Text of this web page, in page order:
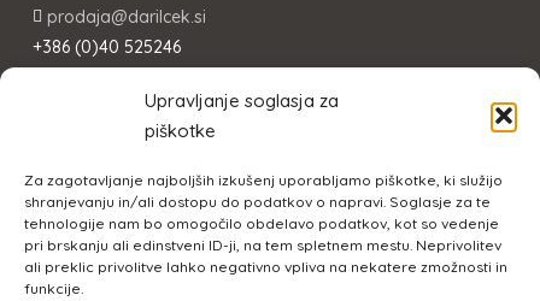
Upravljanje soglasja za
piškotke
Za zagotavljanje najboljših izkušenj uporabljamo piškotke, ki služijo
shranjevanju in/ali dostopu do podatkov o napravi. Soglasje za te
tehnologije nam bo omogočilo obdelavo podatkov, kot so vedenje
pri brskanju ali edinstveni ID-ji, na tem spletnem mestu. Neprivolitev
ali preklic privolitve lahko negativno vpliva na nekatere zmožnosti in
funkcije.
prodaja@darilcek.si
+386 (0)40 525246
Pogoji poslovanja